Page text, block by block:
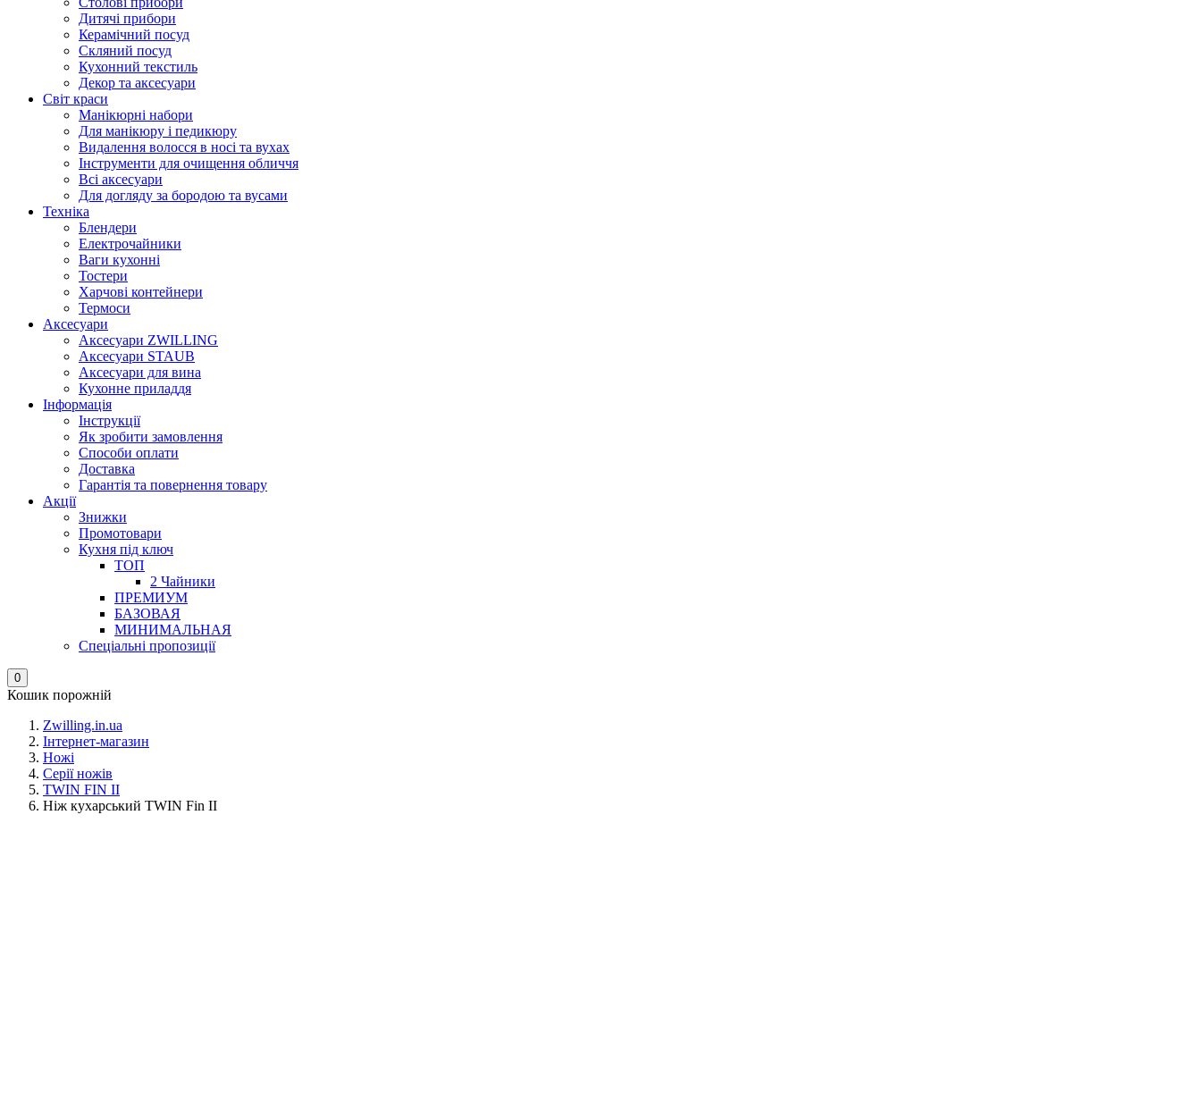
Дитячі прибори
Керамічний посуд
Скляний посуд
Кухонний текстиль
Декор та аксесуари
Світ краси
Манікюрні набори
Для манікюру і педикюру
Видалення волосся в носі та вухах
Інструменти для очищення обличчя
Всі аксесуари
Для догляду за бородою та вусами
Техніка
Блендери
Електрочайники
Ваги кухонні
Тостери
Харчові контейнери
Термоси
Аксесуари
Аксесуари ZWILLING
Аксесуари STAUB
Аксесуари для вина
Кухонне приладдя
Інформація
Інструкції
Як зробити замовлення
Способи оплати
Доставка
Гарантія та повернення товару
Акції
Знижки
Промотовари
Кухня під ключ
ТОП
2 Чайники
ПРЕМИУМ
БАЗОВАЯ
МИНИМАЛЬНАЯ
Спеціальні пропозиції
0
Кошик порожній
Zwilling.in.ua
Інтернет-магазин
Ножі
Серії ножів
TWIN FIN II
Ніж кухарський TWIN Fin II